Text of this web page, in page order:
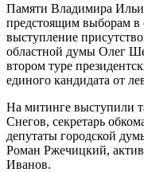
Памяти Владимира
предстоящим выборам в
выступление
областной думы Олег
втором туре
единого кандидата от
На митинге выступили
Снегов, секретарь
депутаты городской
Роман Ржечицкий,
Иванов.